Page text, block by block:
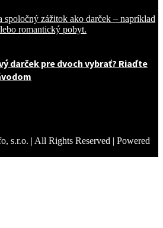
darček pre dvoch vybrať? Riaďte
s.r.o. | All Rights Reserved | Powered